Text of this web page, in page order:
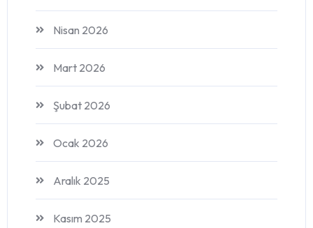
Nisan 2026
Mart 2026
Şubat 2026
Ocak 2026
Aralık 2025
Kasım 2025